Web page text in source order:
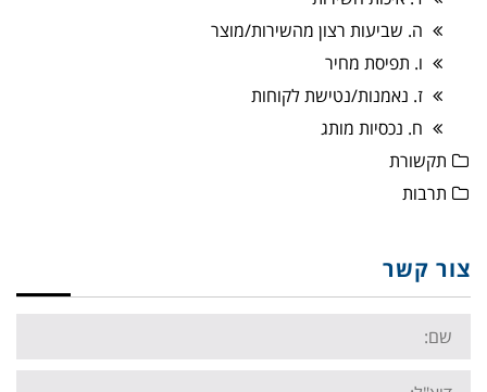
ה. שביעות רצון מהשירות/מוצר
ו. תפיסת מחיר
ז. נאמנות/נטישת לקוחות
ח. נכסיות מותג
תקשורת
תרבות
צור קשר
Name:
Email: